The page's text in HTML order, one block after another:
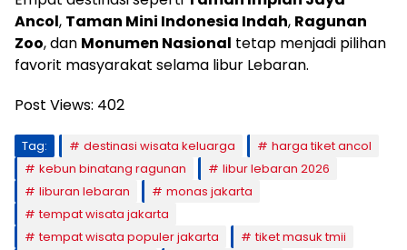
Ancol, Taman Mini Indonesia Indah, Ragunan
Zoo, dan Monumen Nasional tetap menjadi pilihan
favorit masyarakat selama libur Lebaran.
Post Views: 402
Tag: destinasi wisata keluarga
harga tiket ancol
kebun binatang ragunan
libur lebaran 2026
liburan lebaran
monas jakarta
tempat wisata jakarta
tempat wisata populer jakarta
tiket masuk tmii